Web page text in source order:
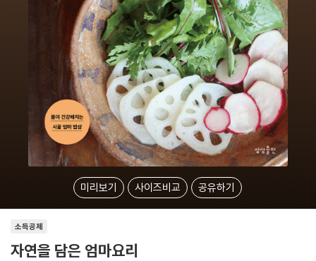
미리보기 사이즈비교 공유하기
소득공제
자연을 담은 엄마요리